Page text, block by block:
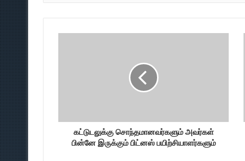
கட்டுடலுக்கு சொந்தமானவர்களும் அவர்கள்
பின்னே இருக்கும் பிட்னஸ் பயிற்சியாளர்களும்